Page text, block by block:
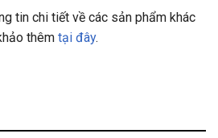
tin chi tiết về các sản phẩm khác
thêm tại đây.